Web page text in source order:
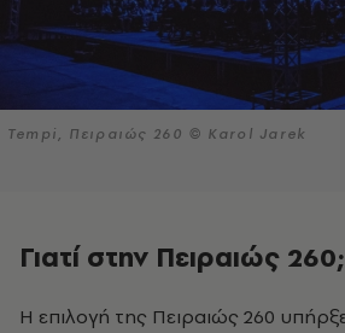
Tempi, Πειραιώς 260 © Karol Jarek
Γιατί στην Πειραιώς 260;
Η επιλογή της Πειραιώς 260 υπήρξε συνειδητή. «Από